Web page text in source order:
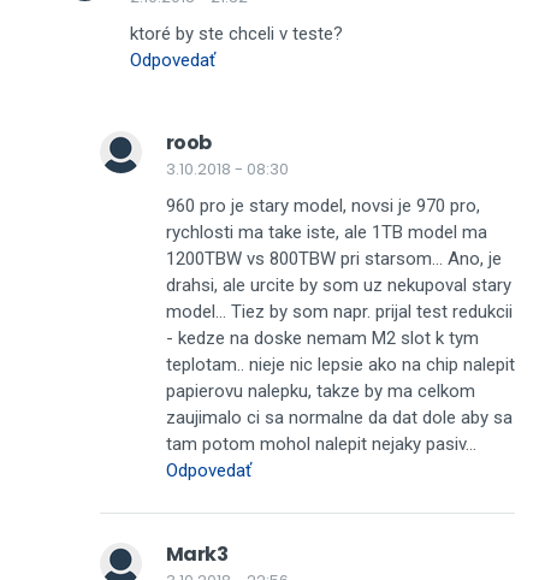
ktoré by ste chceli v teste?
Odpovedať
roob
3.10.2018 - 08:30
960 pro je stary model, novsi je 970 pro,
rychlosti ma take iste, ale 1TB model ma
1200TBW vs 800TBW pri starsom... Ano, je
drahsi, ale urcite by som uz nekupoval stary
model... Tiez by som napr. prijal test redukcii
- kedze na doske nemam M2 slot k tym
teplotam.. nieje nic lepsie ako na chip nalepit
papierovu nalepku, takze by ma celkom
zaujimalo ci sa normalne da dat dole aby sa
tam potom mohol nalepit nejaky pasiv...
Odpovedať
Mark3